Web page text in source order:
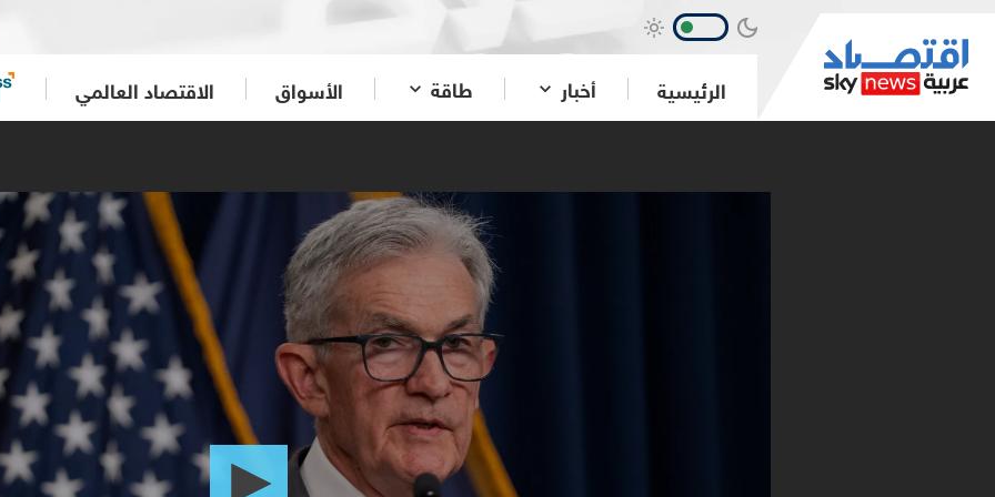
الرئيسية أخبار طاقة الأسواق الاقتصاد العالمي